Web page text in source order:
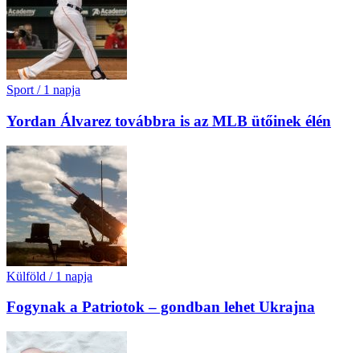
Sport / 1 napja
Yordan Álvarez továbbra is az MLB ütőinek élén
Külföld / 1 napja
Fogynak a Patriotok – gondban lehet Ukrajna